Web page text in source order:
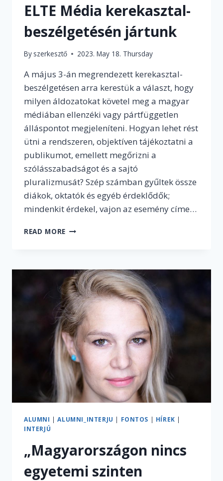
ELTE Média kerekasztal-
beszélgetésén jártunk
By szerkesztő 2023. May 18. Thursday
A május 3-án megrendezett kerekasztal-
beszélgetésen arra kerestük a választ, hogy
milyen áldozatokat követel meg a magyar
médiában ellenzéki vagy pártfüggetlen
álláspontot megjeleníteni. Hogyan lehet rést
ütni a rendszeren, objektíven tájékoztatni a
publikumot, emellett megőrizni a
szólásszabadságot és a sajtó
pluralizmusát? Szép számban gyűltek össze
diákok, oktatók és egyéb érdeklődők;
mindenkit érdekel, vajon az esemény címe…
READ MORE ÉLET
KÍVÜL,
BELÜL
ÉS
A
SENKIFÖLDJÉN
–
AZ
ELTE
MÉDIA
KEREKASZTAL-
BESZÉLGETÉSÉN
JÁRTUNK
ALUMNI |ALUMNI_INTERJU | FONTOS | HÍREK |
INTERJÚ
„Magyarországon nincs
egyetemi szinten